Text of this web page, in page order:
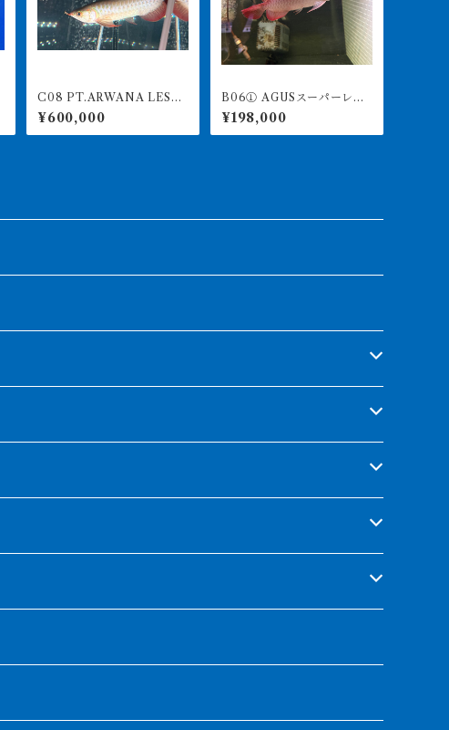
C08 PT.ARWANA LESTA
RI 最高峰紅龍 アブソリュ
ートレッド 17㎝前後 260
-005138 アグスファーム
¥600,000
B06① AGUSスーパーレッ
ドF4 17㎝前後 PT.ARWA
NA LESTARI アジアアロワ
ナ 紅龍 260-005127
¥198,000